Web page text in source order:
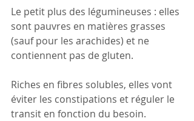
Le petit plus des légumineuses : elles
sont pauvres en matières grasses
(sauf pour les arachides) et ne
contiennent pas de gluten.
Riches en fibres solubles, elles vont
éviter les constipations et réguler le
transit en fonction du besoin.